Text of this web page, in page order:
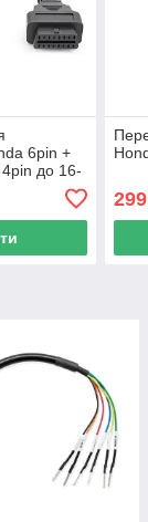
6pin +
до 16-
299